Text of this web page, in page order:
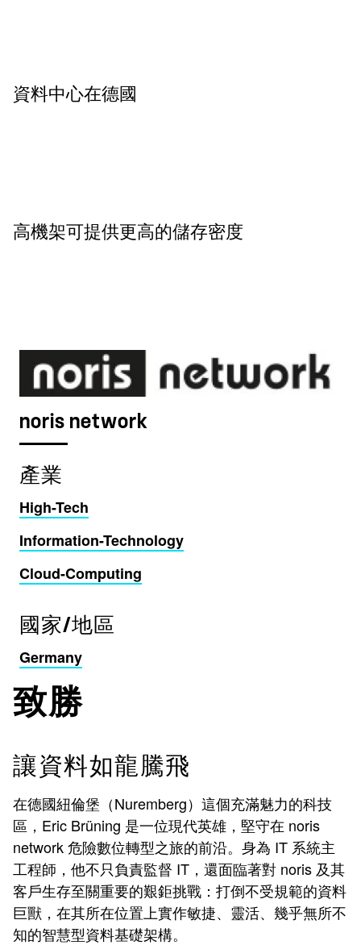
資料中心在德國
高機架可提供更高的儲存密度
noris network
產業
High-Tech
Information-Technology
Cloud-Computing
國家/地區
Germany
致勝
讓資料如龍騰飛
在德國紐倫堡（Nuremberg）這個充滿魅力的科技
區，Eric Brüning 是一位現代英雄，堅守在 noris
network 危險數位轉型之旅的前沿。身為 IT 系統主
工程師，他不只負責監督 IT，還面臨著對 noris 及其
客戶生存至關重要的艱鉅挑戰：打倒不受規範的資料
巨獸，在其所在位置上實作敏捷、靈活、幾乎無所不
知的智慧型資料基礎架構。